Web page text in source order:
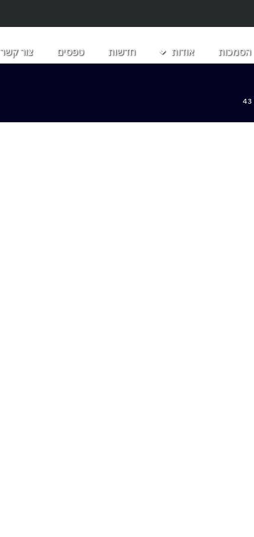
הסמכות אודות חדשות טפסים צור קשר